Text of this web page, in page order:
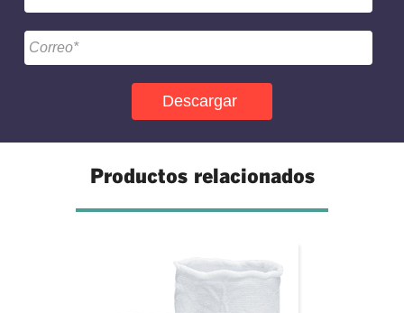
Productos relacionados